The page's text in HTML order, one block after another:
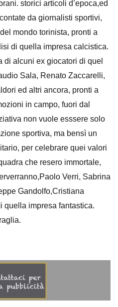
storici articoli d’epoca,ed
da giornalisti sportivi,
mondo torinista, pronti a
di quella impresa calcistica.
di alcuni ex giocatori di quel
Sala, Renato Zaccarelli,
ed altri ancora, pronti a
in campo, fuori dal
non vuole esssere solo
sportiva, ma bensì un
per celebrare quei valori
che resero immortale,
Verri, Sabrina
Gandolfo,Cristiana
quella impresa fantastica.